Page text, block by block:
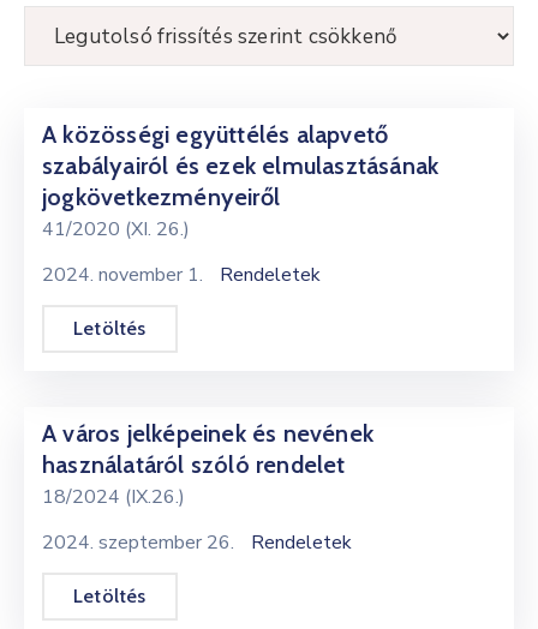
Kultúra
A közösségi együttélés alapvető
szabályairól és ezek elmulasztásának
jogkövetkezményeiről
41/2020 (XI. 26.)
2024. november 1.
Rendeletek
Letöltés
A város jelképeinek és nevének
használatáról szóló rendelet
18/2024 (IX.26.)
2024. szeptember 26.
Rendeletek
Letöltés